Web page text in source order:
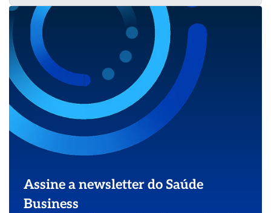
Assine a newsletter do Saúde
Business